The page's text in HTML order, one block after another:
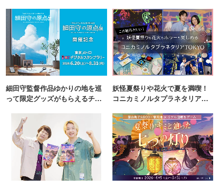
細田守監督作品ゆかりの地を巡
って限定グッズがもらえるチャ
妖怪夏祭りや花火で夏を満喫！
コニカミノルタプラネタリア